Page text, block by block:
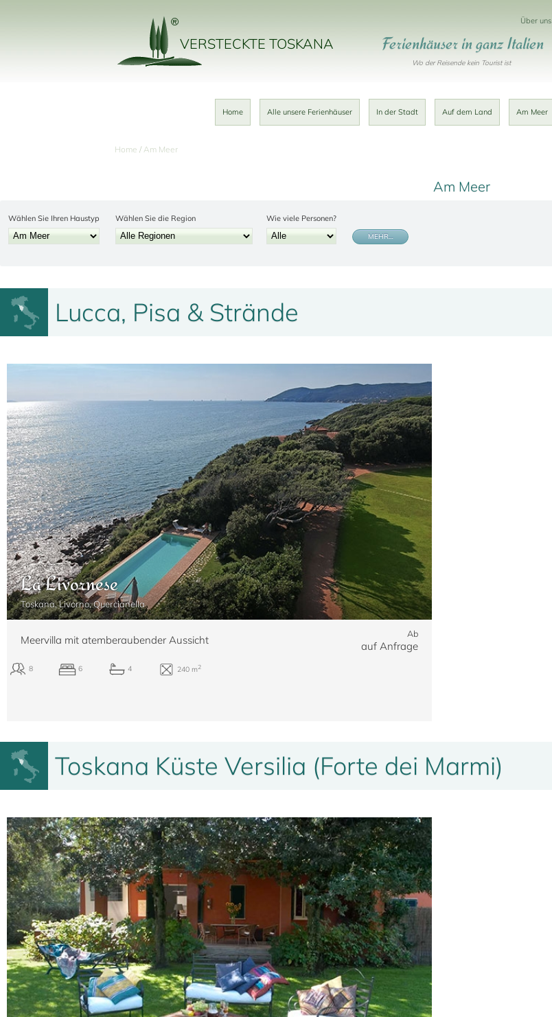
VERSTECKTE TOSKANA
Über uns
Ferienhäuser in ganz Italien
Wo der Reisende kein Tourist ist
Home Alle unsere Ferienhäuser In der Stadt Auf dem Land Am Meer
Home Am Meer
Am Meer
Wählen Sie Ihren Haustyp Wählen Sie die Region Wie viele Personen?
MEHR…
Lucca, Pisa & Strände
La Livornese
Toskana, Livorno, Quercianella
Meervilla mit atemberaubender Aussicht Ab
auf Anfrage
8 6 4 240 m2
Toskana Küste Versilia (Forte dei Marmi)